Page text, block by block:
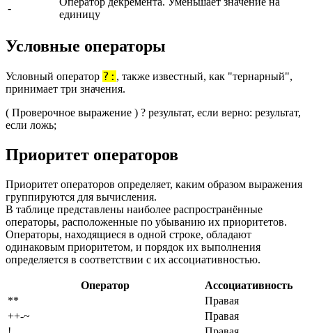
-
единицу
Условные операторы
Условный оператор ?: , также известный, как "тернарный",
принимает три значения.
( Проверочное выражение ) ? результат, если верно: результат,
если ложь;
Приоритет операторов
Приоритет операторов определяет, каким образом выражения
группируются для вычисления.
В таблице представлены наиболее распространённые
операторы, расположенные по убыванию их приоритетов.
Операторы, находящиеся в одной строке, обладают
одинаковым приоритетом, и порядок их выполнения
определяется в соответствии с их ассоциативностью.
Оператор
Ассоциативность
**
Правая
++-~
Правая